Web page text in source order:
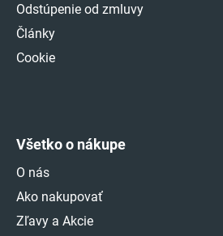
Odstúpenie od zmluvy
Články
Cookie
Všetko o nákupe
O nás
Ako nakupovať
Zľavy a Akcie